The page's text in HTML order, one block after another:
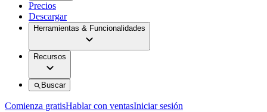
Precios
Descargar
Herramientas & Funcionalidades
Recursos
Buscar
Comienza gratisHablar con ventasIniciar sesión